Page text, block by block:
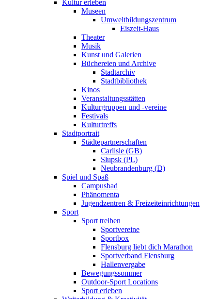
Kultur erleben
Museen
Umweltbildungszentrum
Eiszeit-Haus
Theater
Musik
Kunst und Galerien
Büchereien und Archive
Stadtarchiv
Stadtbibliothek
Kinos
Veranstaltungsstätten
Kulturgruppen und -vereine
Festivals
Kulturtreffs
Stadtportrait
Städtepartnerschaften
Carlisle (GB)
Slupsk (PL)
Neubrandenburg (D)
Spiel und Spaß
Campusbad
Phänomenta
Jugendzentren & Freizeiteinrichtungen
Sport
Sport treiben
Sportvereine
Sportbox
Flensburg liebt dich Marathon
Sportverband Flensburg
Hallenvergabe
Bewegungssommer
Outdoor-Sport Locations
Sport erleben